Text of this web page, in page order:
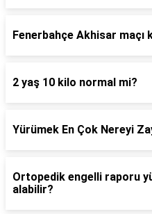
Fenerbahçe Akhisar maçı
2 yaş 10 kilo normal mi?
Yürümek En Çok Nereyi
Ortopedik engelli raporu
alabilir?